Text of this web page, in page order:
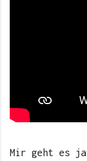
Mir geht es